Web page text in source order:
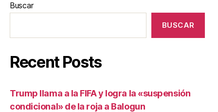
Buscar
BUSCAR
Recent Posts
Trump llama a la FIFA y logra la «suspensión
condicional» de la roja a Balogun